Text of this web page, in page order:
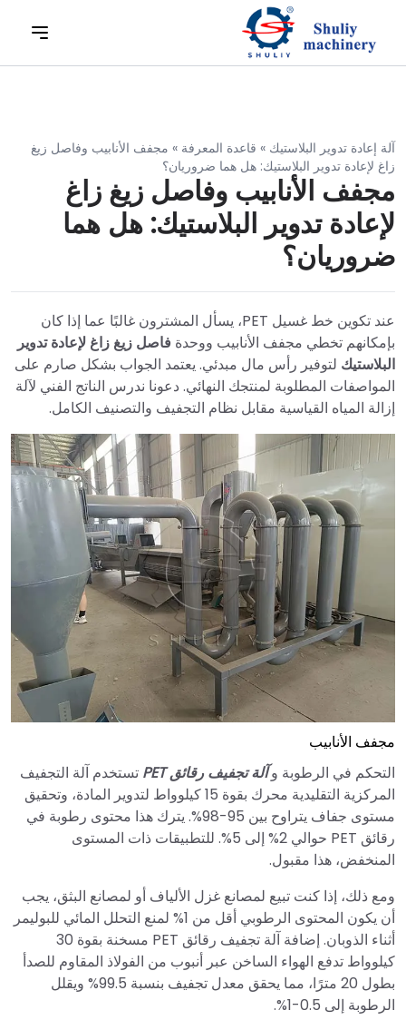
آلة إعادة تدوير البلاستيك » قاعدة المعرفة » مجفف الأنابيب وفاصل زيغ
زاغ لإعادة تدوير البلاستيك: هل هما ضروريان؟
مجفف الأنابيب وفاصل زيغ زاغ
لإعادة تدوير البلاستيك: هل هما
ضروريان؟
عند تكوين خط غسيل PET، يسأل المشترون غالبًا عما إذا كان
بإمكانهم تخطي مجفف الأنابيب ووحدة فاصل زيغ زاغ لإعادة تدوير
البلاستيك لتوفير رأس مال مبدئي. يعتمد الجواب بشكل صارم على
المواصفات المطلوبة لمنتجك النهائي. دعونا ندرس الناتج الفني لآلة
إزالة المياه القياسية مقابل نظام التجفيف والتصنيف الكامل.
مجفف الأنابيب
التحكم في الرطوبة وآلة تجفيف رقائق PET
تستخدم آلة التجفيف
المركزية التقليدية محرك بقوة 15 كيلوواط لتدوير المادة، وتحقيق
مستوى جفاف يتراوح بين 95-98%. يترك هذا محتوى رطوبة في
رقائق PET حوالي 2% إلى 5%. للتطبيقات ذات المستوى
المنخفض، هذا مقبول.
ومع ذلك، إذا كنت تبيع لمصانع غزل الألياف أو لمصانع البثق، يجب
أن يكون المحتوى الرطوبي أقل من 1% لمنع التحلل المائي للبوليمر
أثناء الذوبان. إضافة آلة تجفيف رقائق PET مسخنة بقوة 30
كيلوواط تدفع الهواء الساخن عبر أنبوب من الفولاذ المقاوم للصدأ
بطول 20 مترًا، مما يحقق معدل تجفيف بنسبة 99.5% ويقلل
الرطوبة إلى 0.5-1%.